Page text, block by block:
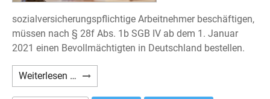
sozialversicherungspflichtige Arbeitnehmer beschäftigen,
müssen nach § 28f Abs. 1b SGB IV ab dem 1. Januar
2021 einen Bevollmächtigten in Deutschland bestellen.
Weiterlesen … Deutsche
Sozialversicherung: